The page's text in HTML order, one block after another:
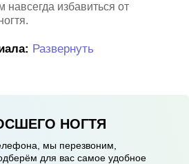
навсегда избавиться от
Развернуть
НОГТЯ
мы перезвоним,
для вас самое удобное